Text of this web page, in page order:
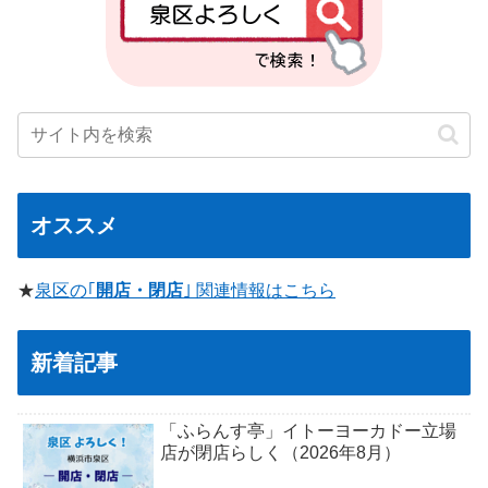
オススメ
★泉区の｢ 開店・閉店 ｣ 関連情報はこちら
新着記事
「ふらんす亭」イトーヨーカドー立場
店が閉店らしく（2026年8月）